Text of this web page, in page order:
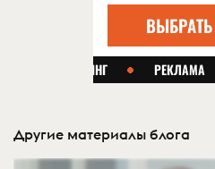
Другие материалы блога